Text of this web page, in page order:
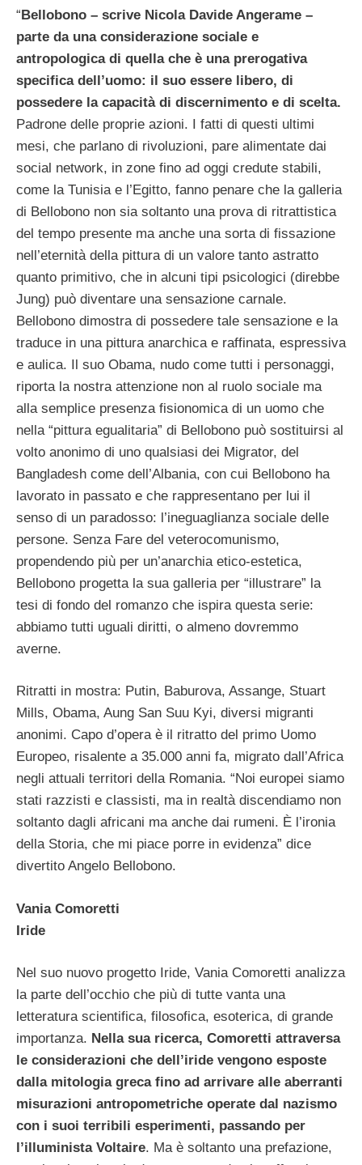
“Bellobono – scrive Nicola Davide Angerame –
parte da una considerazione sociale e
antropologica di quella che è una prerogativa
specifica dell’uomo: il suo essere libero, di
possedere la capacità di discernimento e di scelta.
Padrone delle proprie azioni. I fatti di questi ultimi
mesi, che parlano di rivoluzioni, pare alimentate dai
social network, in zone fino ad oggi credute stabili,
come la Tunisia e l’Egitto, fanno penare che la galleria
di Bellobono non sia soltanto una prova di ritrattistica
del tempo presente ma anche una sorta di fissazione
nell’eternità della pittura di un valore tanto astratto
quanto primitivo, che in alcuni tipi psicologici (direbbe
Jung) può diventare una sensazione carnale.
Bellobono dimostra di possedere tale sensazione e la
traduce in una pittura anarchica e raffinata, espressiva
e aulica. Il suo Obama, nudo come tutti i personaggi,
riporta la nostra attenzione non al ruolo sociale ma
alla semplice presenza fisionomica di un uomo che
nella “pittura egualitaria” di Bellobono può sostituirsi al
volto anonimo di uno qualsiasi dei Migrator, del
Bangladesh come dell’Albania, con cui Bellobono ha
lavorato in passato e che rappresentano per lui il
senso di un paradosso: l’ineguaglianza sociale delle
persone. Senza Fare del veterocomunismo,
propendendo più per un’anarchia etico-estetica,
Bellobono progetta la sua galleria per “illustrare” la
tesi di fondo del romanzo che ispira questa serie:
abbiamo tutti uguali diritti, o almeno dovremmo
averne.
Ritratti in mostra: Putin, Baburova, Assange, Stuart
Mills, Obama, Aung San Suu Kyi, diversi migranti
anonimi. Capo d’opera è il ritratto del primo Uomo
Europeo, risalente a 35.000 anni fa, migrato dall’Africa
negli attuali territori della Romania. “Noi europei siamo
stati razzisti e classisti, ma in realtà discendiamo non
soltanto dagli africani ma anche dai rumeni. È l’ironia
della Storia, che mi piace porre in evidenza” dice
divertito Angelo Bellobono.
Vania Comoretti
Iride
Nel suo nuovo progetto Iride, Vania Comoretti analizza
la parte dell’occhio che più di tutte vanta una
letteratura scientifica, filosofica, esoterica, di grande
importanza. Nella sua ricerca, Comoretti attraversa
le considerazioni che dell’iride vengono esposte
dalla mitologia greca fino ad arrivare alle aberranti
misurazioni antropometriche operate dal nazismo
con i suoi terribili esperimenti, passando per
l’illuminista Voltaire. Ma è soltanto una prefazione,